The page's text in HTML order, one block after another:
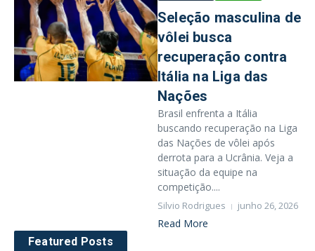
Seleção masculina de
vôlei busca
recuperação contra
Itália na Liga das
Nações
Brasil enfrenta a Itália
buscando recuperação na Liga
das Nações de vôlei após
derrota para a Ucrânia. Veja a
situação da equipe na
competição....
Silvio Rodrigues junho 26, 2026
Read More
Featured Posts